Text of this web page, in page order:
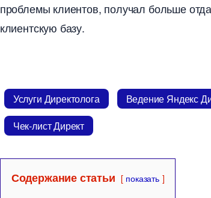
проблемы клиентов, получал больше
клиентскую базу.
Услуги Директолога едение Яндекс
Чек-лист Директ
Содержание статьи показать